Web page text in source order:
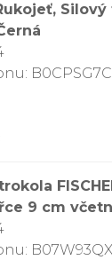
Rukojeť,
9 cm